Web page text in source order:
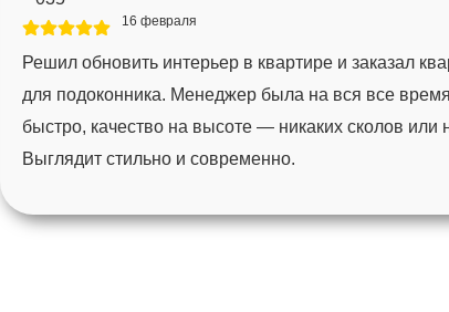
16 февраля
Решил обновить интерьер в квартире и заказал
для подоконника. Менеджер была на вся все
быстро, качество на высоте — никаких сколов или
Выглядит стильно и современно.